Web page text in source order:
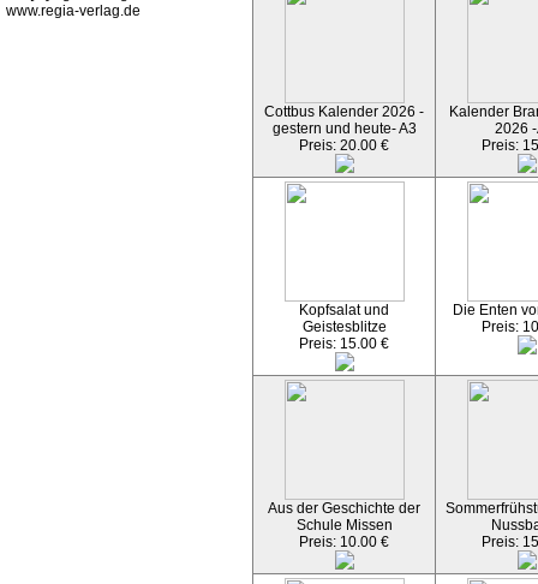
www.regia-verlag.de
Cottbus Kalender 2026 -
gestern und heute- A3
Preis: 20.00 €
Kalender
2026
Preis:
Kopfsalat und
Geistesblitze
Preis: 15.00 €
Die Enten
Preis:
Aus der Geschichte der
Schule Missen
Preis: 10.00 €
Preis: